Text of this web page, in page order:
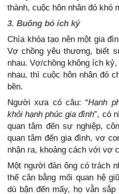
thành, cuộc hôn nhân đó khó
3. Buông bỏ ích kỷ
Chìa khóa tạo nên một gia
Vợ chồng yêu thương, biết
nhau. Vợ/chồng không ích
nhau, thì cuộc hôn nhân đó
bền.
Người xưa có câu: “Hạnh
khỏi hạnh phúc gia đình”, có
quan tâm đến sự nghiệp,
quan tâm đến gia đình, vợ
nhận ra, khoảng cách với vợ
Một người đàn ông có trách
thể cân bằng mối quan hệ
dù bận đến mấy, họ vẫn